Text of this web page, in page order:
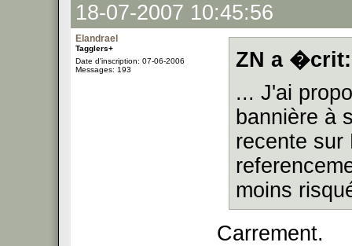
18-07-2007 10:45:56
Elandrael
Tagglers+
Date d'inscription: 07-06-2006
Messages: 193
ZN a �crit:
... J'ai
bannière à
recente sur
moins
Carrement.